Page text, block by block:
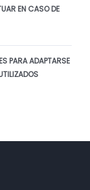
EN CASO DE
PARA ADAPTARSE